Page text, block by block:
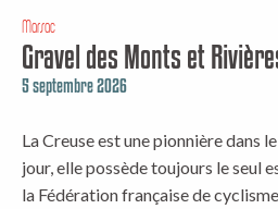
Marsac
Gravel des Monts et
5 septembre 2026
La Creuse est une pionnière dans
jour, elle possède toujours le seul
la Fédération française de